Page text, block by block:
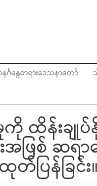
င်္ဂနွေတရားဒေသနာတော်
မှုကို ထိန်းခ
အဖြစ် ဆရ
ြန်ခြင်း။